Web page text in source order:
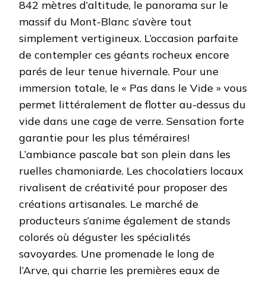
842 mètres d’altitude, le panorama sur le
massif du Mont-Blanc s’avère tout
simplement vertigineux. L’occasion parfaite
de contempler ces géants rocheux encore
parés de leur tenue hivernale. Pour une
immersion totale, le « Pas dans le Vide » vous
permet littéralement de flotter au-dessus du
vide dans une cage de verre. Sensation forte
garantie pour les plus téméraires!
L’ambiance pascale bat son plein dans les
ruelles chamoniarde. Les chocolatiers locaux
rivalisent de créativité pour proposer des
créations artisanales. Le marché de
producteurs s’anime également de stands
colorés où déguster les spécialités
savoyardes. Une promenade le long de
l’Arve, qui charrie les premières eaux de